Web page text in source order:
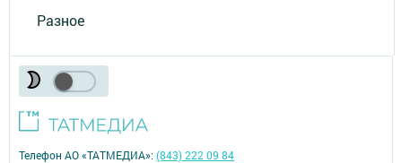
Разное
Телефон АО «ТАТМЕДИА»:(843) 222 09 84